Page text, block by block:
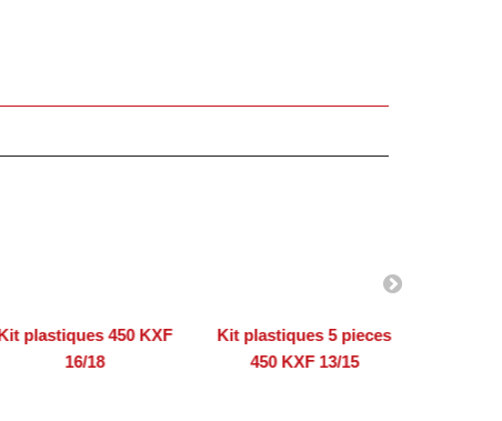
plastiques 450 KXF
16/18
Kit plastiques 5 pieces
450 KXF 13/15